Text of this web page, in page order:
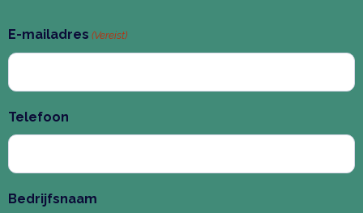
E-mailadres (Vereist)
Telefoon
Bedrijfsnaam